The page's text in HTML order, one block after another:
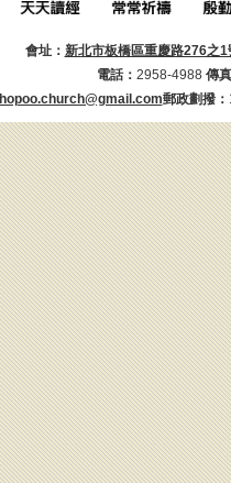
會址： 新北市板橋區重慶路276之1
電話： 2958-4988 傳
hopoo.church@gmail.com郵政劃撥：